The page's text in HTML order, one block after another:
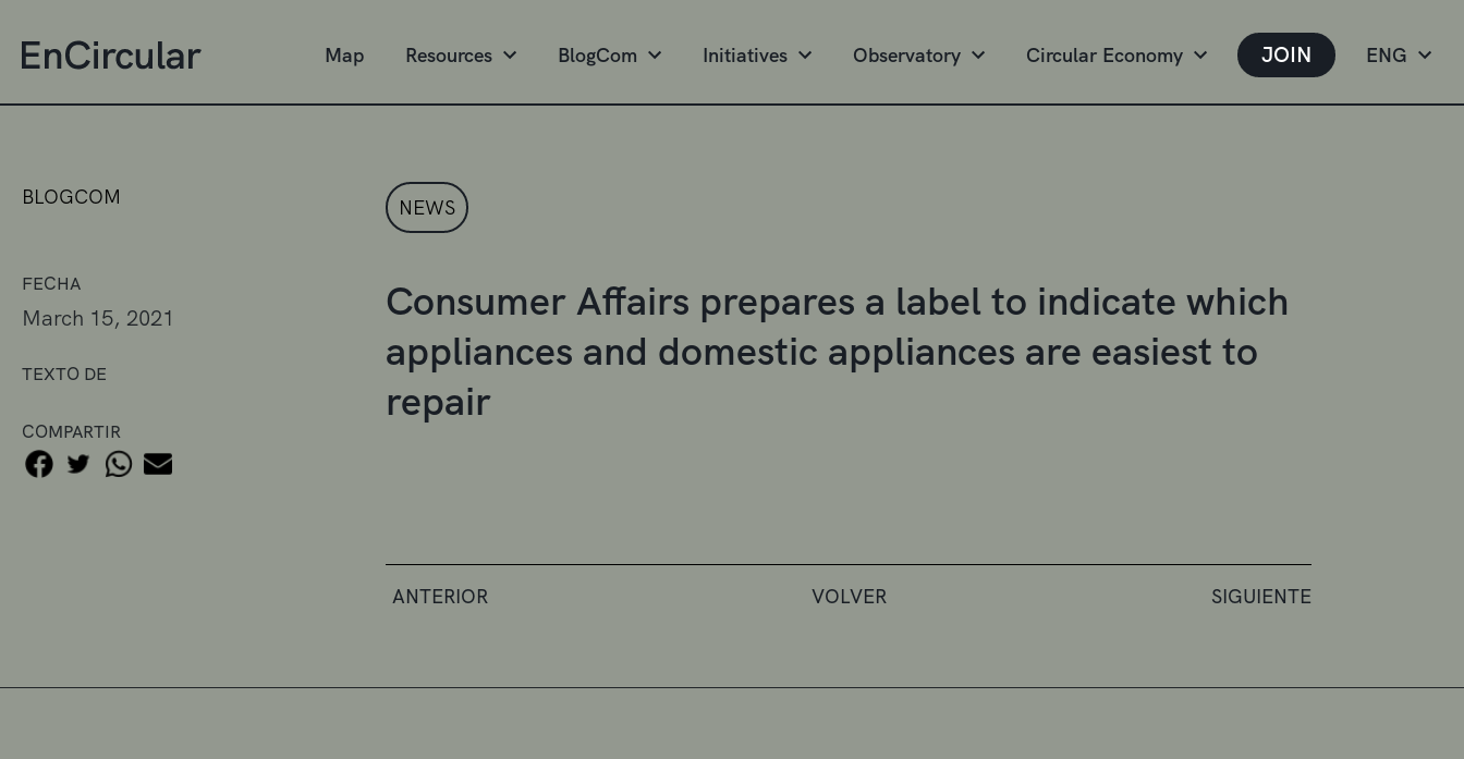
Map Resources BlogCom Initiatives Observatory Circular Economy JOIN ENG
BLOGCOM
FECHA
March 15, 2021
TEXTO DE
COMPARTIR
NEWS
Consumer Affairs prepares a label to indicate which
appliances and domestic appliances are easiest to
repair
ANTERIOR VOLVER SIGUIENTE